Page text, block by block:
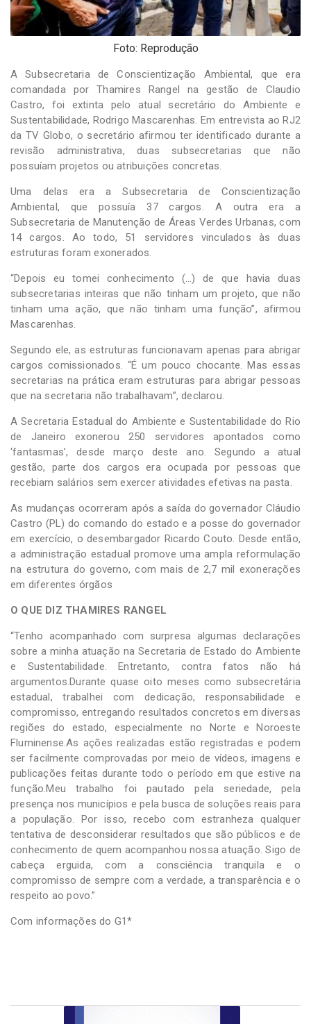
Foto: Reprodução
A Subsecretaria de Conscientização Ambiental, que era
comandada por Thamires Rangel na gestão de Claudio
Castro, foi extinta pelo atual secretário do Ambiente e
Sustentabilidade, Rodrigo Mascarenhas. Em entrevista ao RJ2
da TV Globo, o secretário afirmou ter identificado durante a
revisão administrativa, duas subsecretarias que não
possuíam projetos ou atribuições concretas.
Uma delas era a Subsecretaria de Conscientização
Ambiental, que possuía 37 cargos. A outra era a
Subsecretaria de Manutenção de Áreas Verdes Urbanas, com
14 cargos. Ao todo, 51 servidores vinculados às duas
estruturas foram exonerados.
“Depois eu tomei conhecimento (…) de que havia duas
subsecretarias inteiras que não tinham um projeto, que não
tinham uma ação, que não tinham uma função”, afirmou
Mascarenhas.
Segundo ele, as estruturas funcionavam apenas para abrigar
cargos comissionados. “É um pouco chocante. Mas essas
secretarias na prática eram estruturas para abrigar pessoas
que na secretaria não trabalhavam”, declarou.
A Secretaria Estadual do Ambiente e Sustentabilidade do Rio
de Janeiro exonerou 250 servidores apontados como
‘fantasmas’, desde março deste ano. Segundo a atual
gestão, parte dos cargos era ocupada por pessoas que
recebiam salários sem exercer atividades efetivas na pasta.
As mudanças ocorreram após a saída do governador Cláudio
Castro (PL) do comando do estado e a posse do governador
em exercício, o desembargador Ricardo Couto. Desde então,
a administração estadual promove uma ampla reformulação
na estrutura do governo, com mais de 2,7 mil exonerações
em diferentes órgãos
O QUE DIZ THAMIRES RANGEL
“Tenho acompanhado com surpresa algumas declarações
sobre a minha atuação na Secretaria de Estado do Ambiente
e Sustentabilidade. Entretanto, contra fatos não há
argumentos.Durante quase oito meses como subsecretária
estadual, trabalhei com dedicação, responsabilidade e
compromisso, entregando resultados concretos em diversas
regiões do estado, especialmente no Norte e Noroeste
Fluminense.As ações realizadas estão registradas e podem
ser facilmente comprovadas por meio de vídeos, imagens e
publicações feitas durante todo o período em que estive na
função.Meu trabalho foi pautado pela seriedade, pela
presença nos municípios e pela busca de soluções reais para
a população. Por isso, recebo com estranheza qualquer
tentativa de desconsiderar resultados que são públicos e de
conhecimento de quem acompanhou nossa atuação. Sigo de
cabeça erguida, com a consciência tranquila e o
compromisso de sempre com a verdade, a transparência e o
respeito ao povo.”
Com informações do G1*